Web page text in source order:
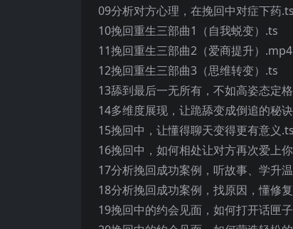
09分析对方心理，在挽回中对症下药.ts
10挽回重生三部曲1（自我蜕变）.ts
11挽回重生三部曲2（爱商提升）.mp4
12挽回重生三部曲3（思维转变）.ts
13舔到最后一无所有，不如高姿态定
14多维度展现，让跪舔变成倒追的秘
15挽回中，让懂得聊天变得更有意义.ts
16挽回中，如何相处让对方再次爱上
17分析挽回成功案例，听故事、学升
18分析挽回成功案例，找原因，懂修
19挽回中的约会见面，如何打开话匣